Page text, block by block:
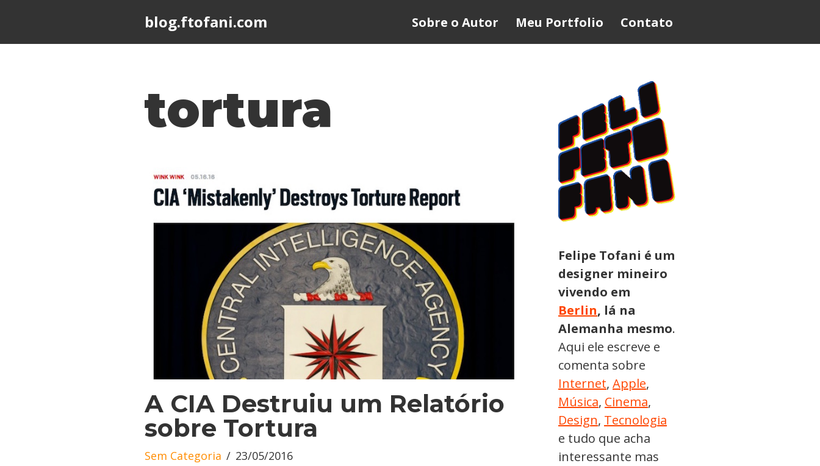
blog.ftofani.com Sobre o Autor Meu Portfolio Contato
tortura
A CIA Destruiu um Relatório
sobre Tortura
Sem Categoria 23/05/2016
Felipe Tofani é um
designer mineiro
vivendo em
Berlin, lá na
Alemanha mesmo.
Aqui ele escreve e
comenta sobre
Internet, Apple,
Música, Cinema,
Design, Tecnologia
e tudo que acha
interessante mas